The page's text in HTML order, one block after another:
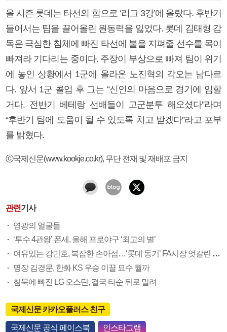
올 시즌 롯데는 타선의 힘으로 ‘리그 3강’에 올랐다. 후반기
들어서는 팀을 끌어올린 원동력을 잃었다. 롯데 김태형 감
독은 극심한 침체에 빠진 타선에 불을 지펴줄 선수를 목이
빠져라 기다리는 중이다. 주장이 부상으로 빠져 팀이 위기
에 놓인 상황에서 1군에 올라온 노진혁의 각오는 남다르
다. 앞서 1군 콜업 후 그는 “신인의 마음으로 경기에 임할
거다. 전반기 베테랑 선배들이 고군분투 해오셨다”라며
“후반기 팀에 도움이 될 수 있도록 치고 받겠다”라고 포부
를 밝혔다.
ⓒ국제신문(www.kookje.co.kr), 무단 전재 및 재배포 금지
관련기사
영광의 얼굴들
‘투수 4관왕’ 폰세, 올해 프로야구 ‘최고의 별’
여유있는 강민호, 복잡한 손아섭…‘롯데 동기’ FA시장 엇갈린 희비
명장 김경문, 한화 KS 우승 이끌 묘수 뭘까
침묵에 빠진 LG 오스틴, 결국 타순 뒤로 밀려
국제신문 카카오플러스 친구
국제신문 공식 페이스북 인스타그램